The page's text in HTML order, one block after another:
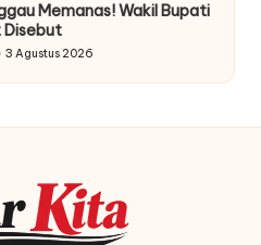
Memanas! Wakil Bupati
Disebut
3 Agustus 2026